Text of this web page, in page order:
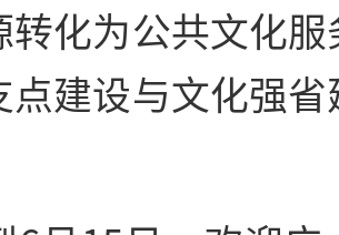
化为公共文化
建设与文化强